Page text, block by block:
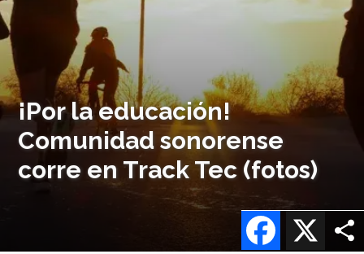
¡Por la educación!
Comunidad sonorense
corre en Track Tec (fotos)
X
Facebook